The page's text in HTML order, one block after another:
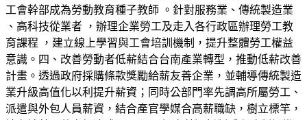
工會幹部成為勞動教育種子教師 。針對服務業、傳統製造業
、高科技從業者 ，辦理企業勞工及走入各行政區辦理勞工教
育課程 ，建立線上學習與工會培訓機制，提升整體勞工權益
意識。四、改善勞動者低薪結合台南產業轉型，推動低薪改善
計畫。透過政府採購條款獎勵給薪友善企業，並輔導傳統製造
業升級高值化以利提升薪資；同時公部門率先調高所屬勞工、
派遣與外包人員薪資，結合產官學媒合高薪職缺，樹立標竿，